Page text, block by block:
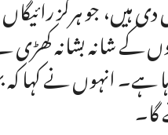
کے شانہ بشانہ
ہے۔ انہوں نے کہا